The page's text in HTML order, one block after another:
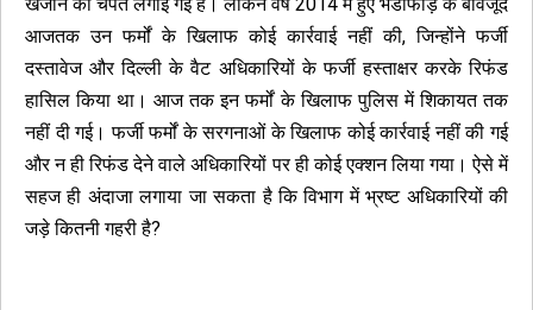
आजतक उन फर्मों के खिलाफ कोई कार्रवाई नहीं की, जिन्होंने फर्जी
दस्तावेज और दिल्ली के वैट अधिकारियों के फर्जी हस्ताक्षर करके रिफंड
हासिल किया था। आज तक इन फर्मों के खिलाफ पुलिस में शिकायत तक
नहीं दी गई। फर्जी फर्मों के सरगनाओं के खिलाफ कोई कार्रवाई नहीं की गई
और न ही रिफंड देने वाले अधिकारियों पर ही कोई एक्शन लिया गया। ऐसे में
सहज ही अंदाजा लगाया जा सकता है कि विभाग में भ्रष्ट अधिकारियों की
जड़े कितनी गहरी है?